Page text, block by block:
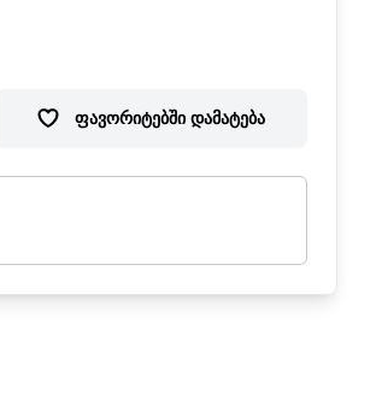
ფავორიტებში დამატება